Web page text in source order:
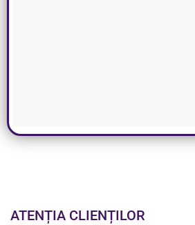
ATENȚIA CLIENȚILOR